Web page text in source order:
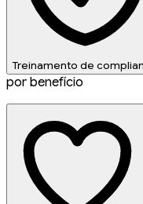
Treinamento de
por benefício